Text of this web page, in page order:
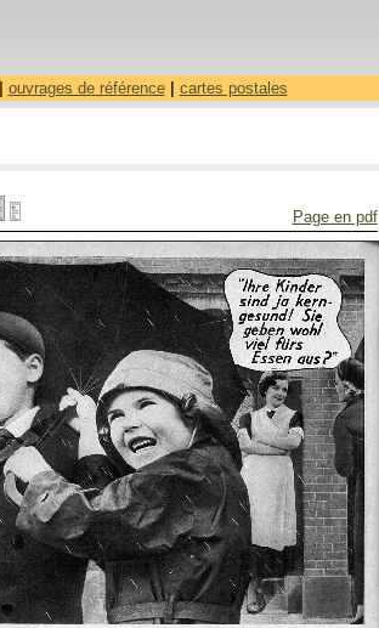
ouvrages de référence| cartes postales
Page en pdf